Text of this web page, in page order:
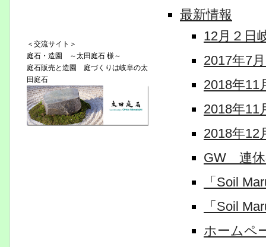
最新情報
12月２日
2017年7
2018年
2018年
2018年
GW 連休
「Soil
「Soil
ホームペ
＜交流サイト＞
庭石・造園 ～太田庭石 様～
庭石販売と造園 庭づくりは岐阜の太
田庭石